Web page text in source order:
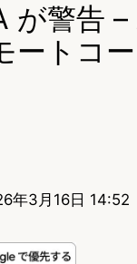
が警告 –
ートコ
年3月16日 14:52